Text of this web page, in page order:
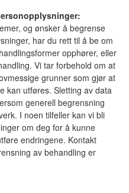
og ønsker å begrense
har du rett til å be om
opphører, eller
Vi tar forbehold om at
grunner som gjør at
kan utføres. Sletting av data
generell begrensning
I noen tilfeller kan vi bli
om deg for å kunne
endringene. Kontakt
av behandling er